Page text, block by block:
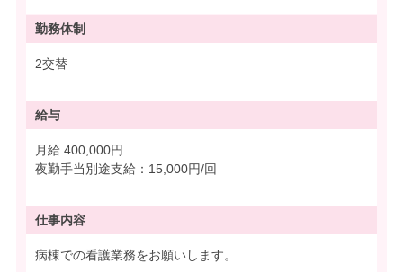
勤務体制
2交替
給与
月給 400,000円
夜勤手当別途支給：15,000円/回
仕事内容
病棟での看護業務をお願いします。